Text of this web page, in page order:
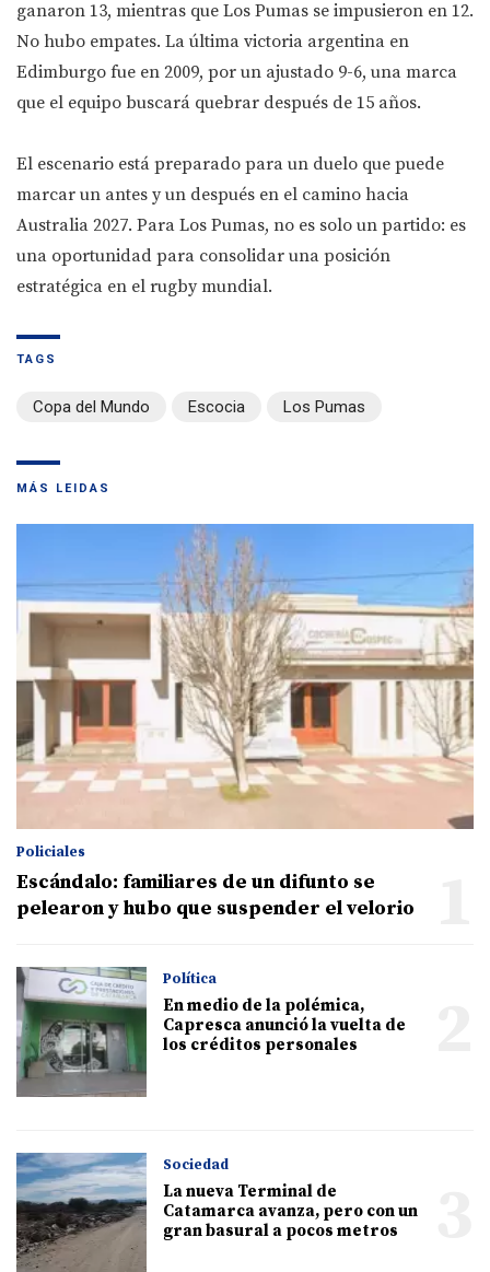
ganaron 13, mientras que Los Pumas se impusieron en 12.
No hubo empates. La última victoria argentina en
Edimburgo fue en 2009, por un ajustado 9-6, una marca
que el equipo buscará quebrar después de 15 años.
El escenario está preparado para un duelo que puede
marcar un antes y un después en el camino hacia
Australia 2027. Para Los Pumas, no es solo un partido: es
una oportunidad para consolidar una posición
estratégica en el rugby mundial.
TAGS
Copa del Mundo Escocia Los Pumas
MÁS LEIDAS
Policiales
Escándalo: familiares de un difunto se
pelearon y hubo que suspender el velorio
Política
En medio de la polémica,
Capresca anunció la vuelta de
los créditos personales
Sociedad
La nueva Terminal de
Catamarca avanza, pero con un
gran basural a pocos metros